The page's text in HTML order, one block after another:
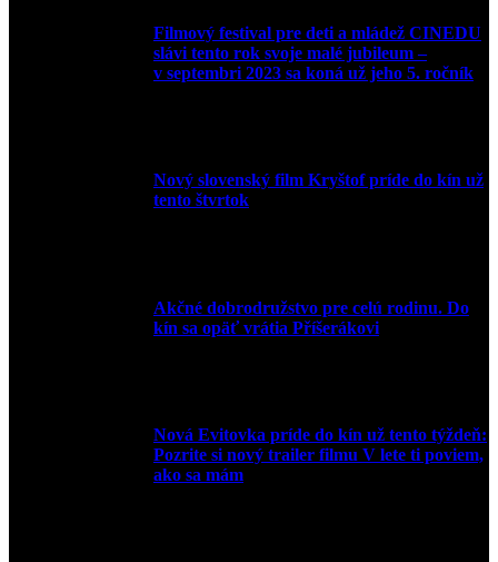
Filmový festival pre deti a mládež CINEDU
slávi tento rok svoje malé jubileum –
v septembri 2023 sa koná už jeho 5. ročník
Nový slovenský film Kryštof príde do kín už
tento štvrtok
Akčné dobrodružstvo pre celú rodinu. Do
kín sa opäť vrátia Příšerákovi
Nová Evitovka príde do kín už tento týždeň:
Pozrite si nový trailer filmu V lete ti poviem,
ako sa mám